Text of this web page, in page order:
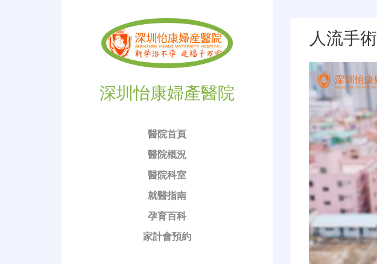
深圳怡康婦產醫院
醫院首頁
醫院概況
醫院科室
就醫指南
孕育百科
家計會預約
人流手術